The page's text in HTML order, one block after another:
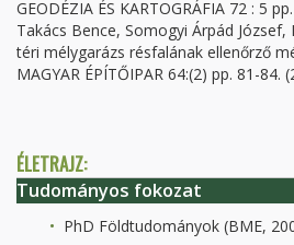
GEODÉZIA ÉS KARTOGRÁFIA 72 : 5
Takács Bence, Somogyi Árpád
téri mélygarázs résfalának ellenőrző
MAGYAR ÉPÍTŐIPAR 64:(2) pp. 81-84.
ÉLETRAJZ:
Tudományos fokozat
PhD Földtudományok (BME,